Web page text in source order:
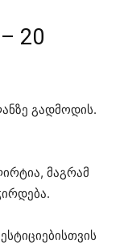
20
გადმოდის.
მაგრამ